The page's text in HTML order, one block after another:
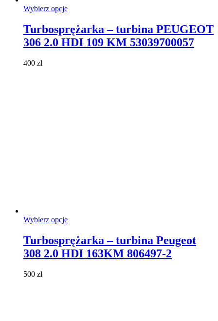
Wybierz opcjeTen
wiele
wariantów.
Turbosprężarka – turbina PEUGEOT
306 2.0 HDI 109 KM 53039700057
400 zł
Wybierz opcjeTen
wiele
wariantów.
Turbosprężarka – turbina Peugeot
308 2.0 HDI 163KM 806497-2
500 zł